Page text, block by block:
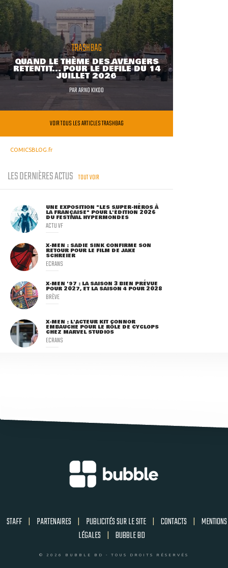
TRASHBAG
QUAND LE THÈME DES AVENGERS
RETENTIT... POUR LE DÉFILÉ DU 14
JUILLET 2026
PARARNO KIKOO
VOIR TOUS LES ARTICLES TRASHBAG
COMICSBLOG.fr
LES DERNIÈRES ACTUS TOUT VOIR
UNE EXPOSITION "LES SUPER-HÉROS À
LA FRANÇAISE" POUR L'ÉDITION 2026
DU FESTIVAL HYPERMONDES
ACTU VF
X-MEN : SADIE SINK CONFIRME SON
RETOUR POUR LE FILM DE JAKE
SCHREIER
ECRANS
X-MEN '97 : LA SAISON 3 BIEN PRÉVUE
POUR 2027, ET LA SAISON 4 POUR 2028
BRÈVE
X-MEN : L'ACTEUR KIT CONNOR
EMBAUCHÉ POUR LE RÔLE DE CYCLOPS
CHEZ MARVEL STUDIOS
ECRANS
STAFF | PARTENAIRES | PUBLICITÉS SUR LE SITE | CONTACTS | MENTIONS
LÉGALES | BUBBLE BD
© 2026 BUBBLE BD - TOUS DROITS RÉSERVÉS